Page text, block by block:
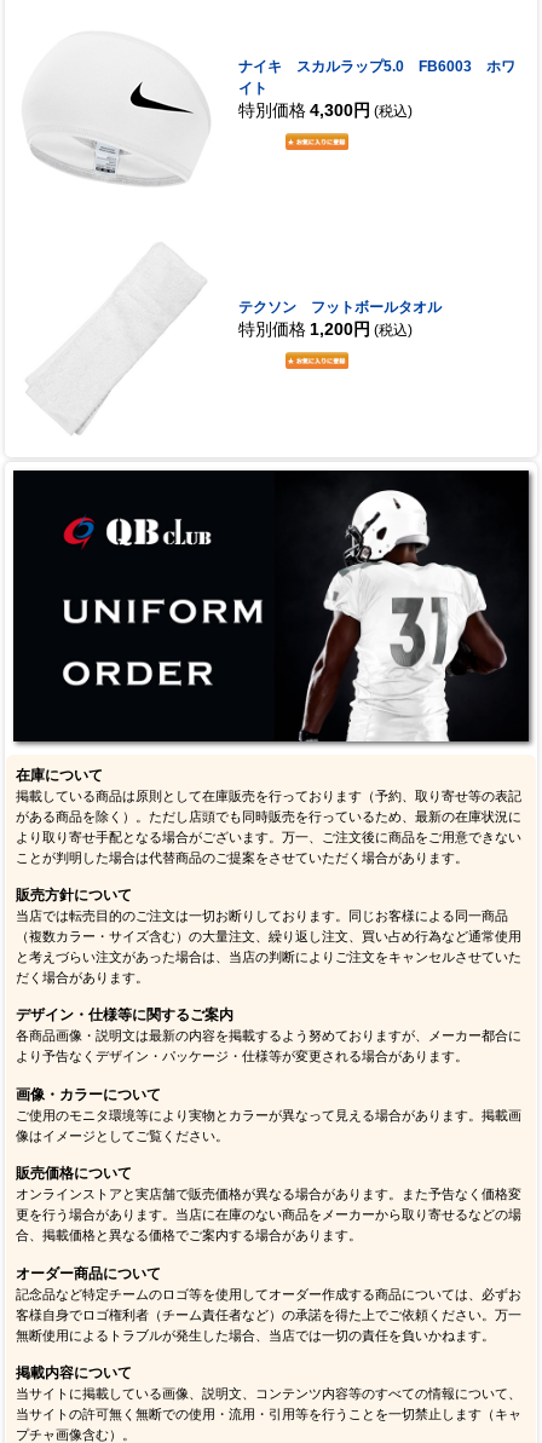
ナイキ スカルラップ5.0 FB6003 ホワ
イト
特別価格 4,300円 (税込)
テクソン フットボールタオル
特別価格 1,200円 (税込)
在庫について
掲載している商品は原則として在庫販売を行っております（予約、取り寄せ等の表記
がある商品を除く）。ただし店頭でも同時販売を行っているため、最新の在庫状況に
より取り寄せ手配となる場合がございます。万一、ご注文後に商品をご用意できない
ことが判明した場合は代替商品のご提案をさせていただく場合があります。
販売方針について
当店では転売目的のご注文は一切お断りしております。同じお客様による同一商品
（複数カラー・サイズ含む）の大量注文、繰り返し注文、買い占め行為など通常使用
と考えづらい注文があった場合は、当店の判断によりご注文をキャンセルさせていた
だく場合があります。
デザイン・仕様等に関するご案内
各商品画像・説明文は最新の内容を掲載するよう努めておりますが、メーカー都合に
より予告なくデザイン・パッケージ・仕様等が変更される場合があります。
画像・カラーについて
ご使用のモニタ環境等により実物とカラーが異なって見える場合があります。掲載画
像はイメージとしてご覧ください。
販売価格について
オンラインストアと実店舗で販売価格が異なる場合があります。また予告なく価格変
更を行う場合があります。当店に在庫のない商品をメーカーから取り寄せるなどの場
合、掲載価格と異なる価格でご案内する場合があります。
オーダー商品について
記念品など特定チームのロゴ等を使用してオーダー作成する商品については、必ずお
客様自身でロゴ権利者（チーム責任者など）の承諾を得た上でご依頼ください。万一
無断使用によるトラブルが発生した場合、当店では一切の責任を負いかねます。
掲載内容について
当サイトに掲載している画像、説明文、コンテンツ内容等のすべての情報について、
当サイトの許可無く無断での使用・流用・引用等を行うことを一切禁止します（キャ
プチャ画像含む）。